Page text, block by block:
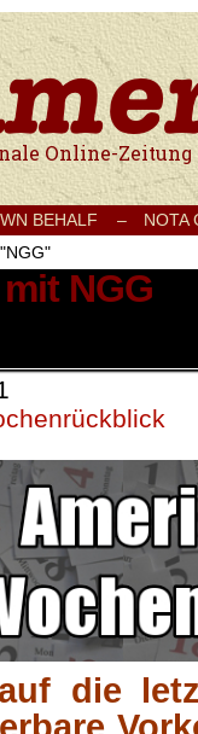
für Frieden,
BEHALF –
NOTA
NGG
die